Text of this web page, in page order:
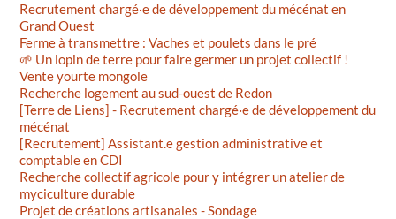
Recrutement chargé·e de développement du mécénat en
Grand Ouest
Ferme à transmettre : Vaches et poulets dans le pré
🌱 Un lopin de terre pour faire germer un projet collectif !
Vente yourte mongole
Recherche logement au sud-ouest de Redon
[Terre de Liens] - Recrutement chargé·e de développement du
mécénat
[Recrutement] Assistant.e gestion administrative et
comptable en CDI
Recherche collectif agricole pour y intégrer un atelier de
myciculture durable
Projet de créations artisanales - Sondage